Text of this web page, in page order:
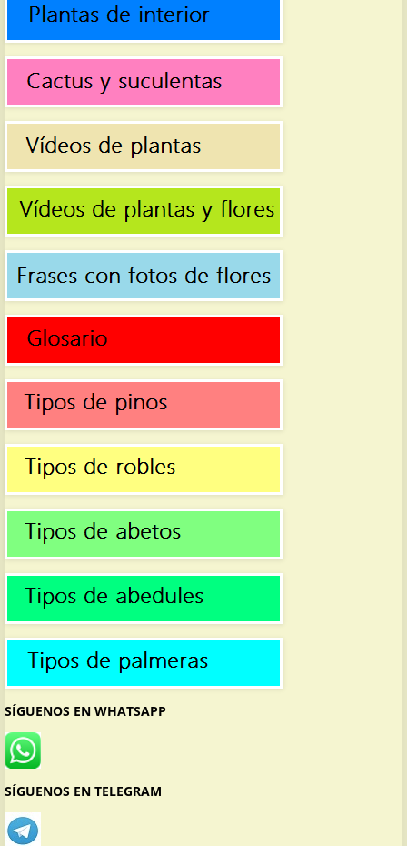
SÍGUENOS EN WHATSAPP
SÍGUENOS EN TELEGRAM